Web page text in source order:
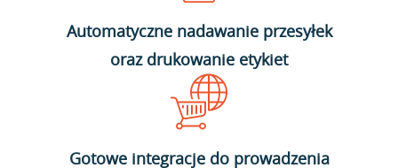
Automatyczne nadawanie przesyłek
oraz drukowanie etykiet
Gotowe integracje do prowadzenia